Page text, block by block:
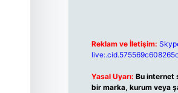
Reklam ve İletişim:
Yasal Uyarı: Bu internet
bir marka, kurum veya